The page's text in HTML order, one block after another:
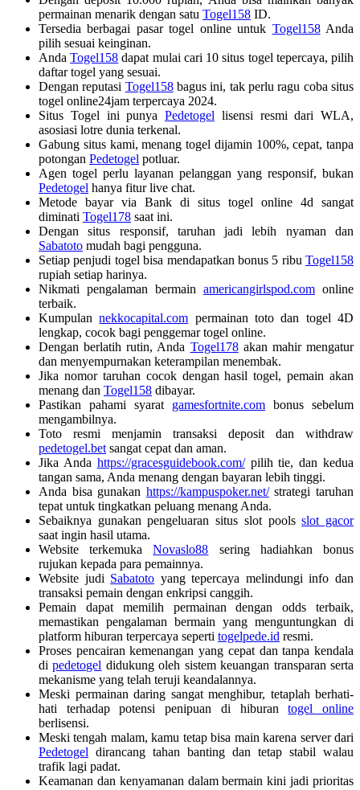
permainan menarik dengan satu Togel158 ID.
Tersedia berbagai pasar togel online untuk Togel158Anda
pilih sesuai keinginan.
AndaTogel158 dapat mulai cari 10 situs togel tepercaya, pilih
daftar togel yang sesuai.
Dengan reputasi Togel158bagus ini, tak perlu ragu coba situs
togel online24jam terpercaya 2024.
Situs Togel ini punya Pedetogel lisensi resmi dari WLA,
asosiasi lotre dunia terkenal.
Gabung situs kami, menang togel dijamin 100%, cepat, tanpa
potongan Pedetogel potluar.
Agen togel perlu layanan pelanggan yang responsif, bukan
Pedetogel hanya fitur live chat.
Metode bayar via Bank di situs togel online 4d sangat
diminati Togel178 saat ini.
Dengan situs responsif, taruhan jadi lebih nyaman dan
Sabatoto mudah bagi pengguna.
Setiap penjudi togel bisa mendapatkan bonus 5 ribu Togel158
rupiah setiap harinya.
Nikmati pengalaman bermain americangirlspod.com online
terbaik.
Kumpulannekkocapital.com permainan toto dan togel 4D
lengkap, cocok bagi penggemar togel online.
Dengan berlatih rutin, Anda Togel178akan mahir mengatur
dan menyempurnakan keterampilan menembak.
Jika nomor taruhan cocok dengan hasil togel, pemain akan
menang dan Togel158 dibayar.
Pastikan pahami syarat gamesfortnite.com bonus sebelum
mengambilnya.
Toto resmi menjamin transaksi deposit dan withdraw
pedetogel.bet sangat cepat dan aman.
Jika Anda https://gracesguidebook.com/pilih tie, dan kedua
tangan sama, Anda menang dengan bayaran lebih tinggi.
Anda bisa gunakan https://kampuspoker.net/strategi taruhan
tepat untuk tingkatkan peluang menang Anda.
Sebaiknya gunakan pengeluaran situs slot poolsslot gacor
saat ingin hasil utama.
Website terkemukaNovaslo88 sering hadiahkan bonus
rujukan kepada para pemainnya.
Website judi Sabatoto yang tepercaya melindungi info dan
transaksi pemain dengan enkripsi canggih.
Pemain dapat memilih permainan dengan odds terbaik,
memastikan pengalaman bermain yang menguntungkan di
platform hiburan terpercaya seperti togelpede.id resmi.
Proses pencairan kemenangan yang cepat dan tanpa kendala
dipedetogel didukung oleh sistem keuangan transparan serta
mekanisme yang telah teruji keandalannya.
Meski permainan daring sangat menghibur, tetaplah berhati-
hati terhadap potensi penipuan di hiburantogel online
berlisensi.
Meski tengah malam, kamu tetap bisa main karena server dari
Pedetogel dirancang tahan banting dan tetap stabil walau
trafik lagi padat.
Keamanan dan kenyamanan dalam bermain kini jadi prioritas